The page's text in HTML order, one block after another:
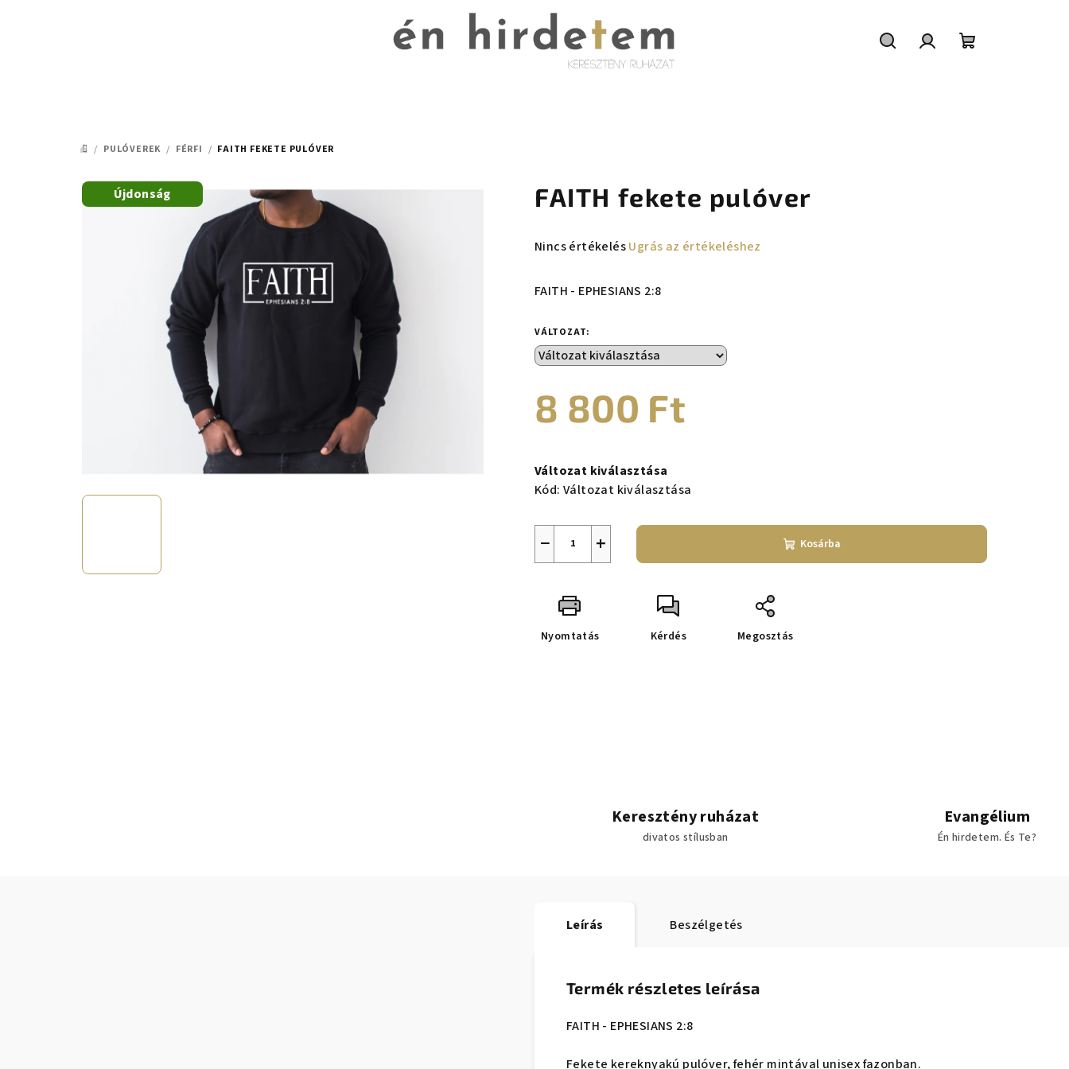
KEZDŐLAP
/ PULÓVEREK / FÉRFI / FAITH FEKETE PULÓVER
FAITH fekete pulóver
A
átlagos
ből
0,0
Nincs értékelésUgrás az értékeléshez
FAITH - EPHESIANS 2:8
VÁLTOZAT:
8 800 Ft
Változat kiválasztása
Kód: Változat kiválasztása
+
− Kosárba
Nyomtatás Kérdés Megosztás
Újdonság
Keresztény ruházat
divatos stílusban
Evangélium
Én hirdetem. És Te?
Leírás Beszélgetés
Termék részletes leírása
FAITH - EPHESIANS 2:8
Fekete kereknyakú pulóver, fehér mintával unisex fazonban.